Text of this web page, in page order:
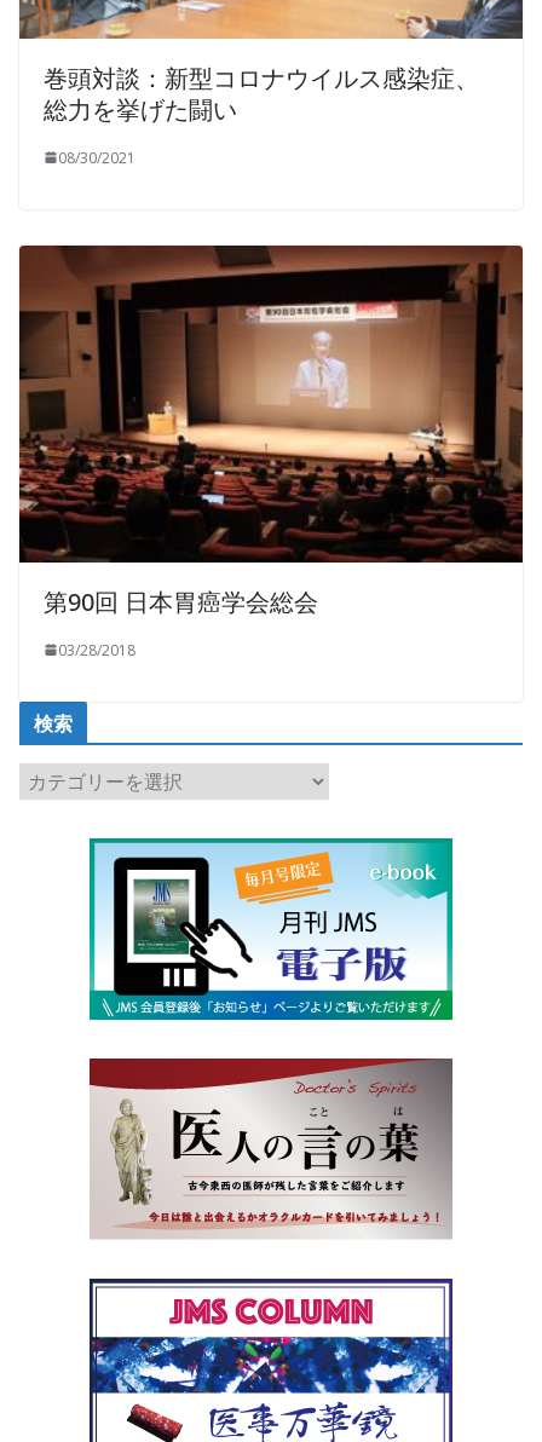
巻頭対談：新型コロナウイルス感染症、
総力を挙げた闘い
08/30/2021
第90回 日本胃癌学会総会
03/28/2018
検索
検
索